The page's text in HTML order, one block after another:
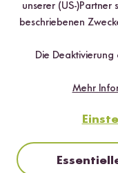
Vegan
aus dem Digitalen
unserer (US-)Partner
beschriebenen
Die
Mehr